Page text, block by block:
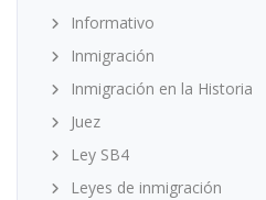
Informativo
Inmigración
Inmigración en la Historia
Juez
Ley SB4
Leyes de inmigración